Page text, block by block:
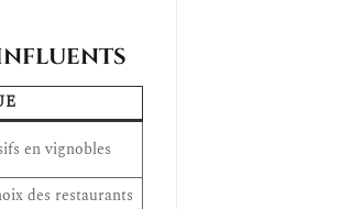
influents
en vignobles
des restaurants